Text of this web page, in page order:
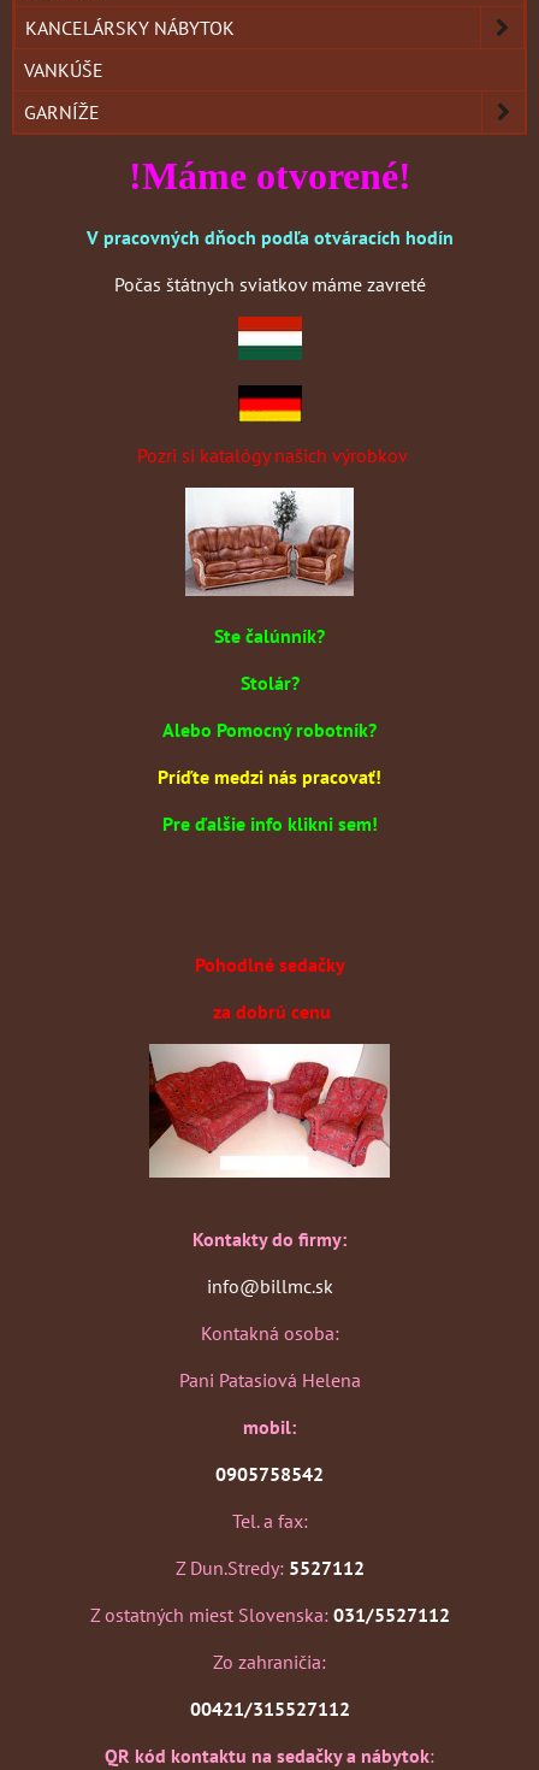
KANCELÁRSKY NÁBYTOK
VANKÚŠE
GARNÍŽE
!Máme otvorené!
V pracovných dňoch podľa otváracích hodín
Počas štátnych sviatkov máme zavreté
Pozri si katalógy našich výrobkov
Ste čalúnník?
Stolár?
Alebo Pomocný robotník?
Príďte medzi nás pracovať!
Pre ďalšie info klikni sem!
Pohodlné sedačky
za dobrú cenu
Kontakty do firmy:
info@billmc.sk
Kontakná osoba:
Pani Patasiová Helena
mobil:
0905758542
Tel. a fax:
Z Dun.Stredy: 5527112
Z ostatných miest Slovenska: 031/5527112
Zo zahraničia:
00421/315527112
QR kód kontaktu na sedačky a nábytok: